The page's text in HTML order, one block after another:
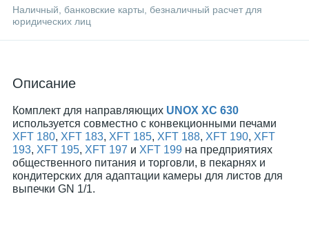
Наличный, банковские карты, безналичный расчет для
юридических лиц
Описание
Комплект для направляющих UNOX XC 630
используется совместно с конвекционными печами
XFT 180, XFT 183, XFT 185, XFT 188, XFT 190, XFT
193, XFT 195, XFT 197 и XFT 199 на предприятиях
общественного питания и торговли, в пекарнях и
кондитерских для адаптации камеры для листов для
выпечки GN 1/1.